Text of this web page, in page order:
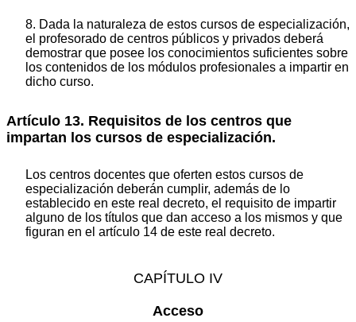
8. Dada la naturaleza de estos cursos de especialización,
el profesorado de centros públicos y privados deberá
demostrar que posee los conocimientos suficientes sobre
los contenidos de los módulos profesionales a impartir en
dicho curso.
Artículo 13. Requisitos de los centros que
impartan los cursos de especialización.
Los centros docentes que oferten estos cursos de
especialización deberán cumplir, además de lo
establecido en este real decreto, el requisito de impartir
alguno de los títulos que dan acceso a los mismos y que
figuran en el artículo 14 de este real decreto.
CAPÍTULO IV
Acceso